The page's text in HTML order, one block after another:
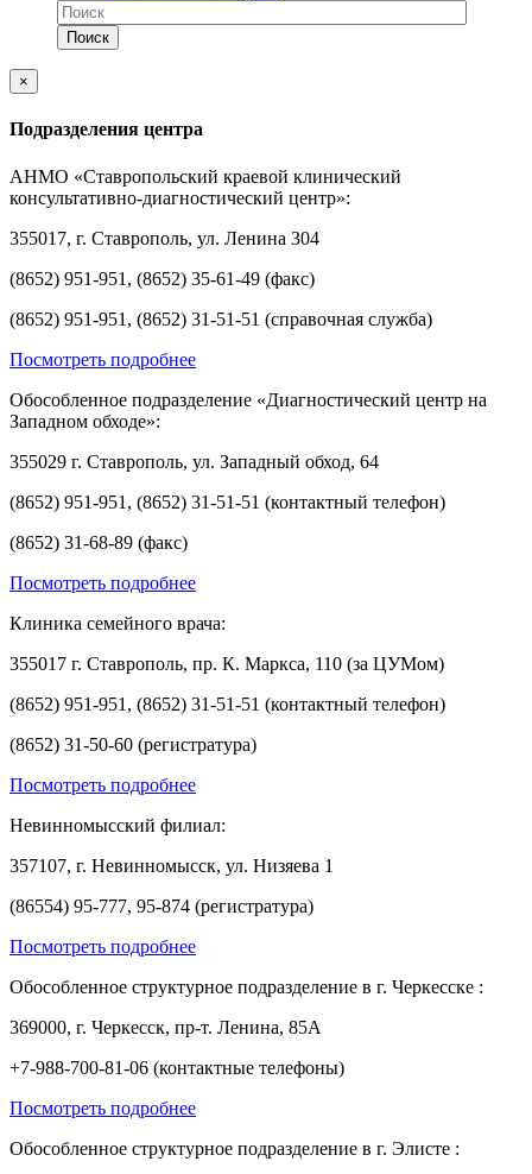
×
Подразделения центра
АНМО «Ставропольский краевой клинический
консультативно-диагностический центр»:
355017, г. Ставрополь, ул. Ленина 304
(8652) 951-951, (8652) 35-61-49 (факс)
(8652) 951-951, (8652) 31-51-51 (справочная служба)
Посмотреть подробнее
Обособленное подразделение «Диагностический центр на
Западном обходе»:
355029 г. Ставрополь, ул. Западный обход, 64
(8652) 951-951, (8652) 31-51-51 (контактный телефон)
(8652) 31-68-89 (факс)
Посмотреть подробнее
Клиника семейного врача:
355017 г. Ставрополь, пр. К. Маркса, 110 (за ЦУМом)
(8652) 951-951, (8652) 31-51-51 (контактный телефон)
(8652) 31-50-60 (регистратура)
Посмотреть подробнее
Невинномысский филиал:
357107, г. Невинномысск, ул. Низяева 1
(86554) 95-777, 95-874 (регистратура)
Посмотреть подробнее
Обособленное структурное подразделение в г. Черкесске :
369000, г. Черкесск, пр-т. Ленина, 85А
+7-988-700-81-06 (контактные телефоны)
Посмотреть подробнее
Обособленное структурное подразделение в г. Элисте :